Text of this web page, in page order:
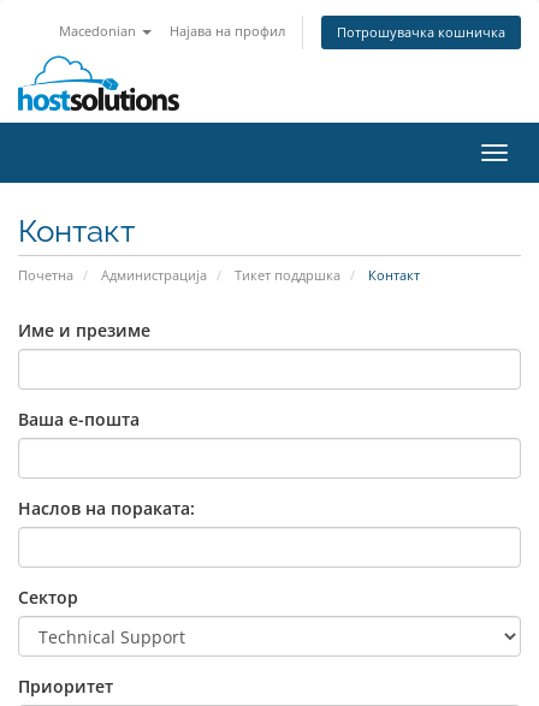
Macedonian Најава на профил Потрошувачка кошничка
ја
Контакт
Почетна Администрација Тикет поддршка Контакт
Име и презиме
Ваша е-пошта
Наслов на пораката:
Сектор
Приоритет